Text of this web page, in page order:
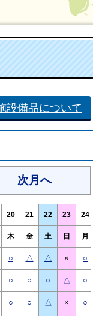
設備品について
次月へ
20 21 22 23 24
木 金 土 日 月
○ △ △ × ○
○ ○ ○ △ ○
○ ○ △ × ○